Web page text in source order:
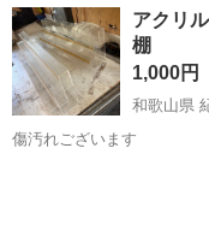
★就業先食堂利用可！日払い
工場のお仕事 ◇コネクタ製
茨城 常陸大宮市
アクリ
棚
1,000円
和歌山県
傷汚れございます